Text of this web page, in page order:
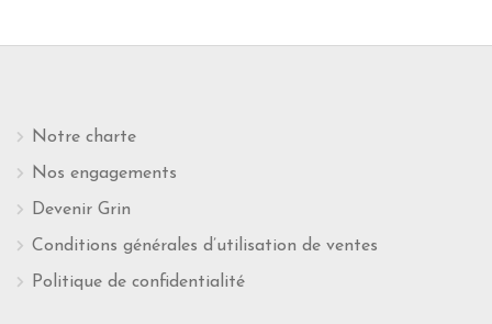
Notre charte
Nos engagements
Devenir Grin
Conditions générales d’utilisation de ventes
Politique de confidentialité